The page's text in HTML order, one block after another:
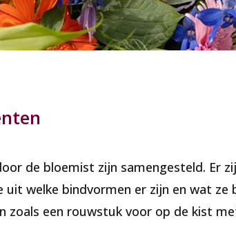
de bloemist zijn samengesteld. Er
welke bindvormen er zijn en wat ze
een rouwstuk voor op de kist